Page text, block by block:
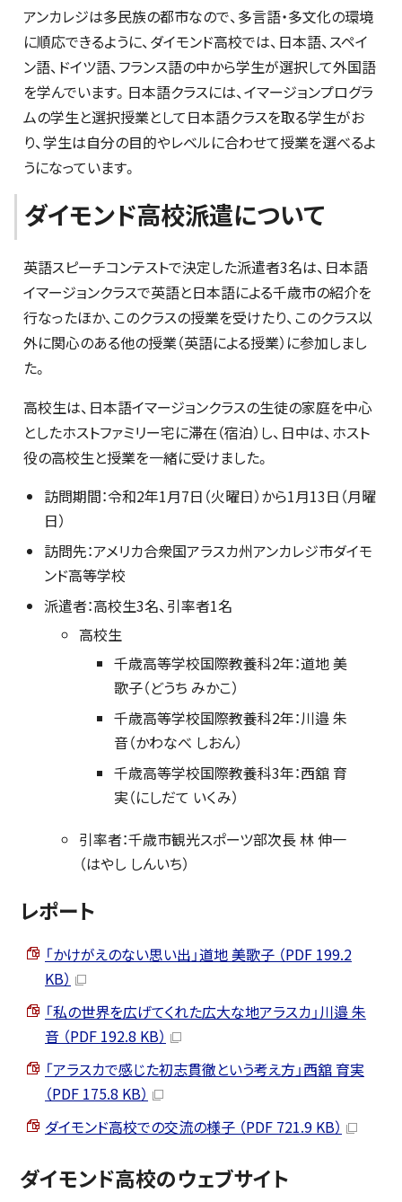
アンカレジは多民族の都市なので、多言語・多文化の環境
に順応できるように、ダイモンド高校では、日本語、スペイ
ン語、ドイツ語、フランス語の中から学生が選択して外国語
を学んでいます。日本語クラスには、イマージョンプログラ
ムの学生と選択授業として日本語クラスを取る学生がお
り、学生は自分の目的やレベルに合わせて授業を選べるよ
うになっています。
ダイモンド高校派遣について
英語スピーチコンテストで決定した派遣者3名は、日本語
イマージョンクラスで英語と日本語による千歳市の紹介を
行なったほか、このクラスの授業を受けたり、このクラス以
外に関心のある他の授業（英語による授業）に参加しまし
た。
高校生は、日本語イマージョンクラスの生徒の家庭を中心
としたホストファミリー宅に滞在（宿泊）し、日中は、ホスト
役の高校生と授業を一緒に受けました。
訪問期間：令和2年1月7日（火曜日）から1月13日（月曜
日）
訪問先：アメリカ合衆国アラスカ州アンカレジ市ダイモ
ンド高等学校
派遣者：高校生3名、引率者1名
高校生
千歳高等学校国際教養科2年：道地 美
歌子（どうち みかこ）
千歳高等学校国際教養科2年：川邉 朱
音（かわなべ しおん）
千歳高等学校国際教養科3年：西舘 育
実（にしだて いくみ）
引率者：千歳市観光スポーツ部次長 林 伸一
（はやし しんいち）
レポート
「かけがえのない思い出」道地 美歌子 （PDF 199.2
KB）
「私の世界を広げてくれた広大な地アラスカ」川邉 朱
音 （PDF 192.8 KB）
「アラスカで感じた初志貫徹という考え方」西舘 育実
（PDF 175.8 KB）
ダイモンド高校での交流の様子 （PDF 721.9 KB）
ダイモンド高校のウェブサイト